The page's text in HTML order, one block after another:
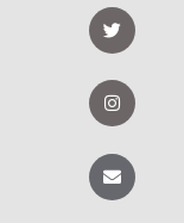
س
ب
-
f
ت
و
ي
ر
ن
س
غ
ر
ا
ظ
ر
ف